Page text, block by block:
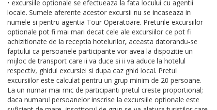
• excursiile optionale se efectueaza la fata locului cu agentii
locale. Sumele aferente acestor excursii nu se incaseaza in
numele si pentru agentia Tour Operatoare. Preturile excursiilor
optionale pot fi mai mari decat cele ale excursiilor ce pot fi
achizitionate de la receptia hotelurilor, aceasta datorandu-se
faptului ca persoanele participante vor avea la dispozitie un
mijloc de transport care ii va duce si ii va aduce la hotelul
respectiv, ghidul excursiei si dupa caz ghid local. Pretul
excursiilor este calculat pentru un grup minim de 20 persoane.
La un numar mai mic de participanti pretul creste proportional;
daca numarul persoanelor inscrise la excursiile optionale este